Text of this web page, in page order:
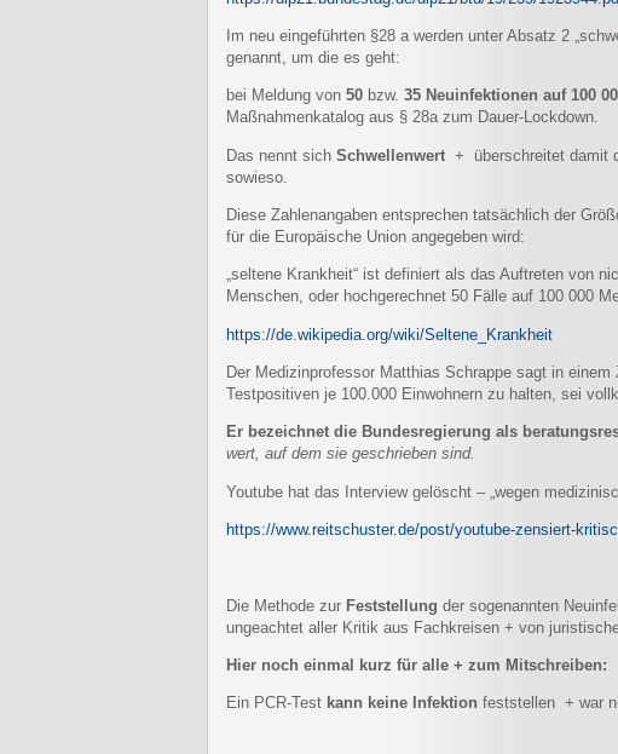
Im neu eingeführten §28 a werden unter Absatz 2
genannt, um die es geht:
bei Meldung von 50 bzw. 35 Neuinfektionen auf 100
Maßnahmenkatalog aus § 28a zum Dauer-Lockdown.
Das nennt sich Schwellenwert + überschreitet damit
sowieso.
Diese Zahlenangaben entsprechen tatsächlich der
für die Europäische Union angegeben wird:
„seltene Krankheit“ ist definiert als das Auftreten von
Menschen, oder hochgerechnet 50 Fälle auf 100 000
https://de.wikipedia.org/wiki/Seltene_Krankheit
Der Medizinprofessor Matthias Schrappe sagt in
Testpositiven je 100.000 Einwohnern zu halten, sei
Er bezeichnet die Bundesregierung als
wert, auf dem sie geschrieben sind.
Youtube hat das Interview gelöscht – „wegen
https://www.reitschuster.de/post/youtube-zensiert-
Die Methode zur Feststellung der sogenannten
ungeachtet aller Kritik aus Fachkreisen + von
Hier noch einmal kurz für alle + zum Mitschreiben:
Ein PCR-Test kann keine Infektion feststellen + war